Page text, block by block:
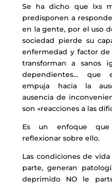
Se ha dicho que lxs
predisponen a
en la gente, por el uso
sociedad pierde su
enfermedad y factor
transforman a sanos
dependientes… que
empuja hacia la
ausencia de
son «reacciones a las
Es un enfoque
reflexionar sobre ello.
Las condiciones de
parte, generan
deprimido NO le